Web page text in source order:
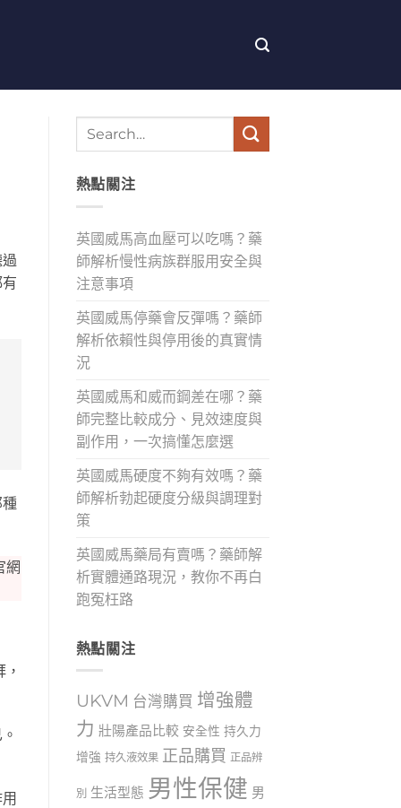
網
熱點關注
英國威馬高血壓可以吃嗎？藥
師解析慢性病族群服用安全與
注意事項
英國威馬停藥會反彈嗎？藥師
解析依賴性與停用後的真實情
況
英國威馬和威而鋼差在哪？藥
師完整比較成分、見效速度與
副作用，一次搞懂怎麼選
英國威馬硬度不夠有效嗎？藥
師解析勃起硬度分級與調理對
策
英國威馬藥局有賣嗎？藥師解
析實體通路現況，教你不再白
跑冤枉路
熱點關注
UKVM 台灣購買 增強體
力 壯陽產品比較 安全性 持久力
增強 持久液效果 正品購買 正品辨
別 生活型態 男性保健 男